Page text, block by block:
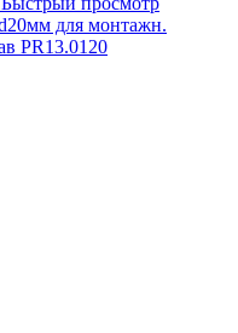
для монтажн.
PR13.0120